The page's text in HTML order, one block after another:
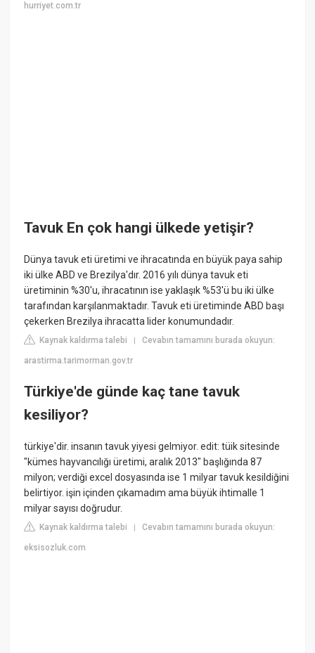
hurriyet.com.tr
Tavuk En çok hangi ülkede yetişir?
Dünya tavuk eti üretimi ve ihracatında en büyük paya sahip
iki ülke ABD ve Brezilya'dır. 2016 yılı dünya tavuk eti
üretiminin %30'u, ihracatının ise yaklaşık %53'ü bu iki ülke
tarafından karşılanmaktadır. Tavuk eti üretiminde ABD başı
çekerken Brezilya ihracatta lider konumundadır.
Kaynak kaldırma talebi |Cevabın tamamını burada okuyun:
arastirma.tarimorman.gov.tr
Türkiye'de günde kaç tane tavuk
kesiliyor?
türkiye'dir. insanın tavuk yiyesi gelmiyor. edit: tüik sitesinde
"kümes hayvancılığı üretimi, aralık 2013" başlığında 87
milyon; verdiği excel dosyasında ise 1 milyar tavuk kesildiğini
belirtiyor. işin içinden çıkamadım ama büyük ihtimalle 1
milyar sayısı doğrudur.
Kaynak kaldırma talebi |Cevabın tamamını burada okuyun:
eksisozluk.com